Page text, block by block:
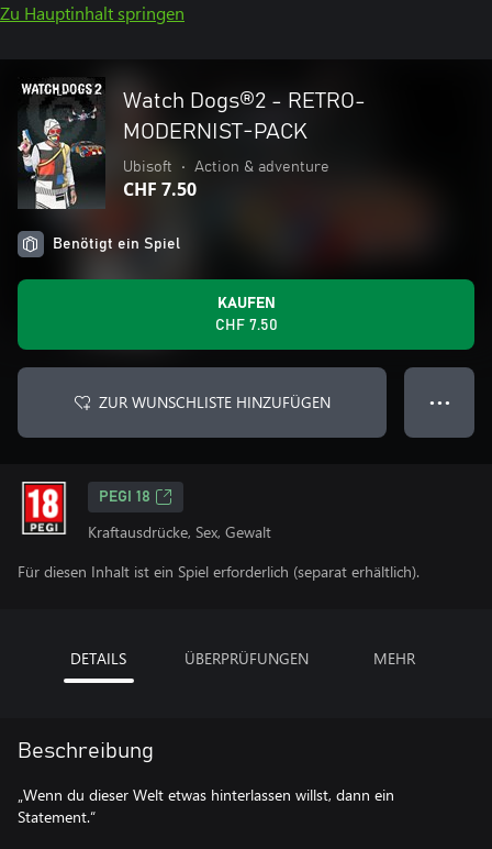
Zu Hauptinhalt springen
Watch Dogs®2 - RETRO-
MODERNIST-PACK
Ubisoft • Action & adventure
CHF 7.50
Benötigt ein Spiel
KAUFEN
CHF 7.50
ZUR WUNSCHLISTE HINZUFÜGEN ● ● ●
PEGI 18
Kraftausdrücke, Sex, Gewalt
Für diesen Inhalt ist ein Spiel erforderlich (separat erhältlich).
DETAILS ÜBERPRÜFUNGEN MEHR
Beschreibung
„Wenn du dieser Welt etwas hinterlassen willst, dann ein
Statement.“